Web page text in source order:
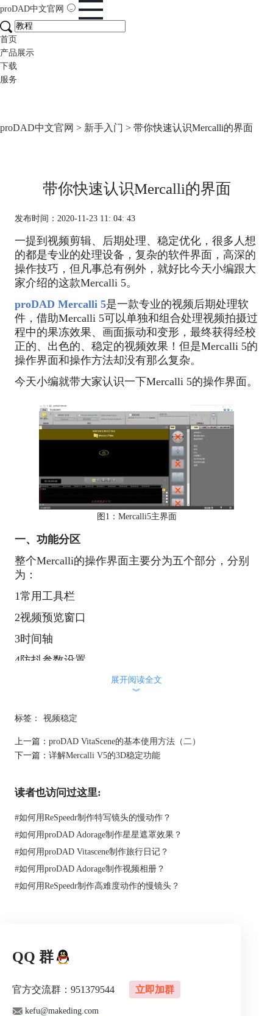
proDAD中文官网
首页
产品展示
下载
服务
proDAD中文官网 > 新手入门 > 带你快速认识Mercalli的界面
带你快速认识Mercalli的界面
发布时间：2020-11-23 11: 04: 43
一提到视频剪辑、后期处理、稳定优化，很多人想
的都是专业的处理设备，复杂的软件界面，高深的
操作技巧，但凡事总有例外，就好比今天小编跟大
家介绍的这款Mercalli 5。
proDAD Mercalli 5是一款专业的视频后期处理软
件，借助Mercalli 5可以单独和组合处理视频拍摄过
程中的果冻效果、画面振动和变形，最终获得经校
正的、出色的、稳定的视频效果！但是Mercalli 5的
操作界面和操作方法却没有那么复杂。
今天小编就带大家认识一下Mercalli 5的操作界面。
图1：Mercalli5主界面
一、功能分区
整个Mercalli的操作界面主要分为五个部分，分别
为：
1常用工具栏
2视频预览窗口
3时间轴
4防抖参数设置
图2：Mercalli功能分区
二、常用工具栏
常用工具栏中主要有媒体库、相机、防抖级别、视
图模式。
在“视图模式”中可以选择查看处理后的效果，将处
理前后的效果垂直或水平划分开来以更加直观的查
看对比的效果，亦或可以调整视频的倾斜角度。
展开阅读全文
︾
标签： 视频稳定
上一篇： proDAD VitaScene的基本使用方法（二）
下一篇： 详解Mercalli V5的3D稳定功能
读者也访问过这里:
#如何用ReSpeedr制作特写镜头的慢动作？
#如何用proDAD Adorage制作星星遮罩效果？
#如何用proDAD Vitascene制作旅行日记？
#如何用proDAD Adorage制作视频相册？
#如何用ReSpeedr制作高难度动作的慢镜头？
QQ 群
官方交流群：951379544 立即加群
kefu@makeding.com